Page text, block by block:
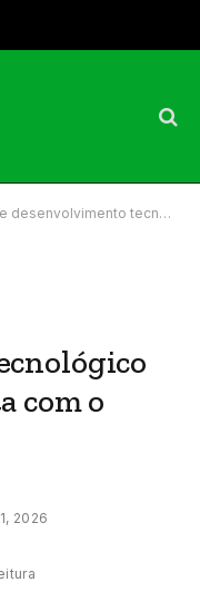
tecnológico com parceria inédita com o Japão
com o
2026